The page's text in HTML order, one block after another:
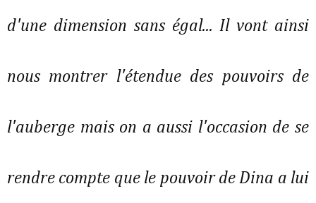
d'une dimension sans égal... Il vont ainsi
nous montrer l'étendue des pouvoirs de
l'auberge mais on a aussi l'occasion de se
rendre compte que le pouvoir de Dina a lui